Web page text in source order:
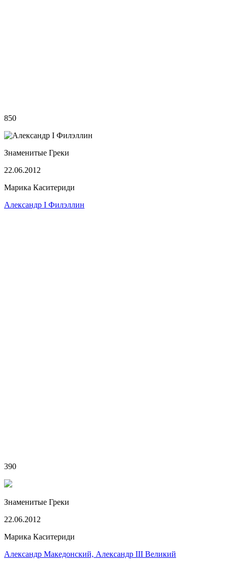
850
Знаменитые Греки
22.06.2012
Марика Каситериди
Александр I Филэллин
390
Знаменитые Греки
22.06.2012
Марика Каситериди
Александр Македонский, Александр III Великий